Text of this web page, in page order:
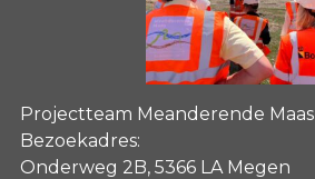
Projectteam Meanderende Maas
Bezoekadres:
Onderweg 2B, 5366 LA Megen